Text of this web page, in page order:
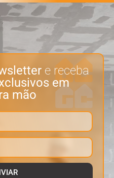
e receba
em
mão